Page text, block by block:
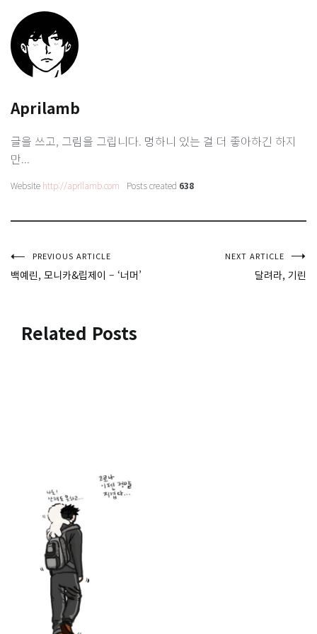
Aprilamb
글을 쓰고, 그림을 그립니다. 멍하니 있는 걸 더 좋아하긴 하지
만...
Website http://aprilamb.com Posts created 638
글
색
PREVIOUS ARTICLE
백예린, 모니카&립제이 – ‘너머’
NEXT ARTICLE
달려라, 기린
Related Posts